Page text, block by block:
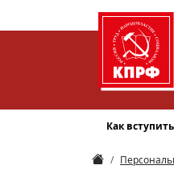
Как